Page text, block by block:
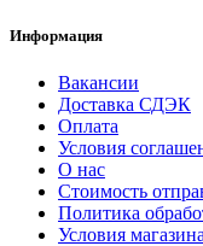
Информация
Вакансии
Доставка СДЭК
Оплата
Условия
О нас
Стоимость
Политика
Условия